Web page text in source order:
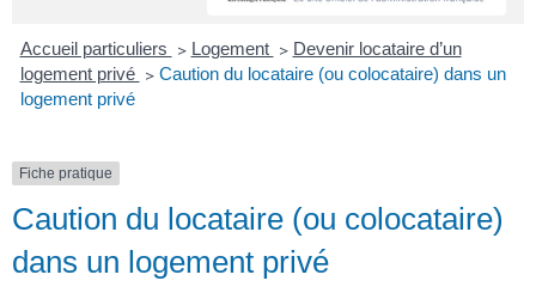
Accueil particuliers > Logement > Devenir locataire d’un
logement privé > Caution du locataire (ou colocataire) dans un
logement privé
Fiche pratique
Caution du locataire (ou colocataire)
dans un logement privé